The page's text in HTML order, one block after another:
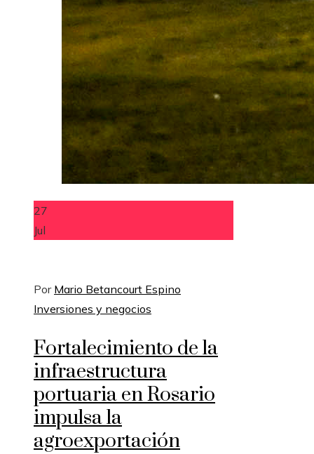
27
Jul
Por Mario Betancourt Espino
Inversiones y negocios
Fortalecimiento de la
infraestructura
portuaria en Rosario
impulsa la
agroexportación